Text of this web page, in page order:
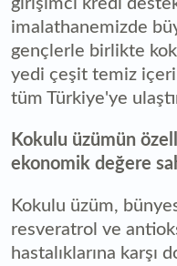
imalathanemizde
gençlerle birlikte
yedi çeşit temiz
tüm Türkiye'ye
Kokulu üzümün
ekonomik değere
Kokulu üzüm,
resveratrol ve
hastalıklarına karşı